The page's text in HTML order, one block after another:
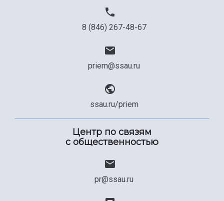
8 (846) 267-48-67
priem@ssau.ru
ssau.ru/priem
Центр по связям
с общественностью
pr@ssau.ru